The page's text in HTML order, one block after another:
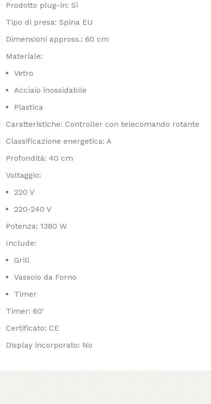
Prodotto plug-in: Sì
Tipo di presa: Spina EU
Dimensioni appross.: 60 cm
Materiale:
Vetro
Acciaio inossidabile
Plastica
Caratteristiche: Controller con telecomando rotante
Classificazione energetica: A
Profondità: 40 cm
Voltaggio:
220 V
220-240 V
Potenza: 1380 W
Include:
Grill
Vassoio da Forno
Timer
Timer: 60′
Certificato: CE
Display incorporato: No